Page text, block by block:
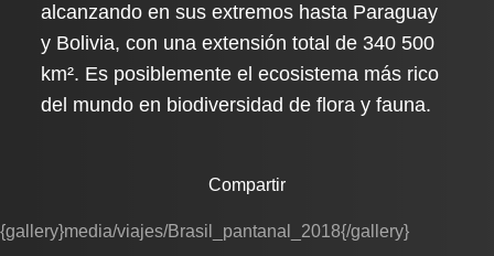
alcanzando en sus extremos hasta Paraguay
y Bolivia, con una extensión total de 340 500
km². Es posiblemente el ecosistema más rico
del mundo en biodiversidad de flora y fauna.
Compartir
{gallery}media/viajes/Brasil_pantanal_2018{/gallery}